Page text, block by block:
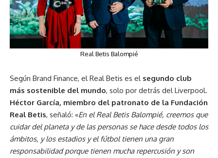
Real Betis Balompié
Según Brand Finance, el Real Betis es el segundo club
más sostenible del mundo, solo por detrás del Liverpool.
Héctor García, miembro del patronato de la Fundación
Real Betis, señaló: «En el Real Betis Balompié, creemos que
cuidar del planeta y de las personas se hace desde todos los
ámbitos, y los estadios y el fútbol tienen una gran
responsabilidad porque tienen mucha repercusión y son